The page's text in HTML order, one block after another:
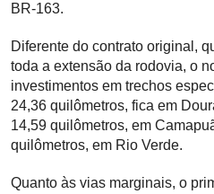
BR-163.
Diferente do contrato original,
toda a extensão da rodovia, o
investimentos em trechos
24,36 quilômetros, fica em
14,59 quilômetros, em
quilômetros, em Rio Verde.
Quanto às vias marginais, o